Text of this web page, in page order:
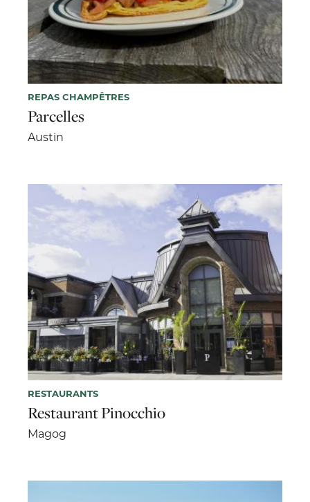
REPAS CHAMPÊTRES
Parcelles
Austin
RESTAURANTS
Restaurant Pinocchio
Magog